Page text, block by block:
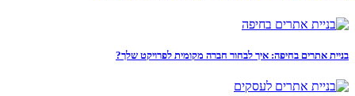
בניית אתרים בחיפה: איך לבחור חברה מקומית לפרויקט שלך?